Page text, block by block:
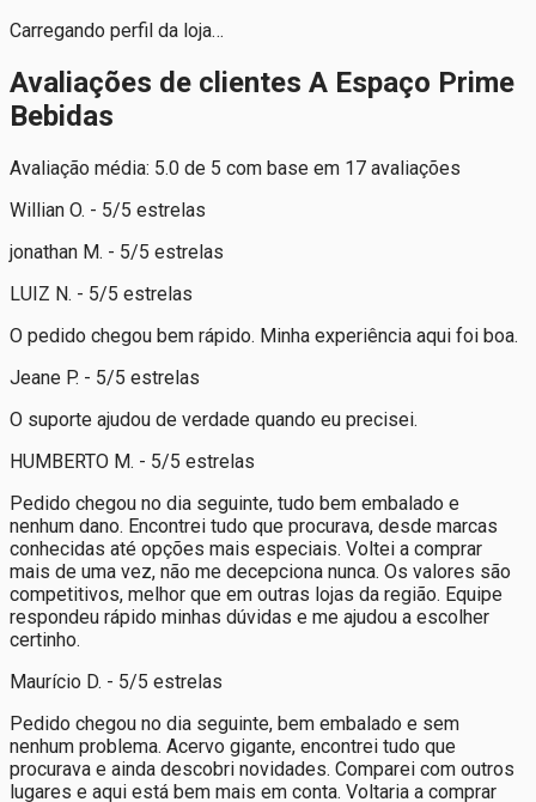
Carregando perfil da loja…
Avaliações de clientes A Espaço Prime
Bebidas
Avaliação média: 5.0 de 5 com base em 17 avaliações
Willian O. - 5/5 estrelas
jonathan M. - 5/5 estrelas
LUIZ N. - 5/5 estrelas
O pedido chegou bem rápido. Minha experiência aqui foi boa.
Jeane P. - 5/5 estrelas
O suporte ajudou de verdade quando eu precisei.
HUMBERTO M. - 5/5 estrelas
Pedido chegou no dia seguinte, tudo bem embalado e
nenhum dano. Encontrei tudo que procurava, desde marcas
conhecidas até opções mais especiais. Voltei a comprar
mais de uma vez, não me decepciona nunca. Os valores são
competitivos, melhor que em outras lojas da região. Equipe
respondeu rápido minhas dúvidas e me ajudou a escolher
certinho.
Maurício D. - 5/5 estrelas
Pedido chegou no dia seguinte, bem embalado e sem
nenhum problema. Acervo gigante, encontrei tudo que
procurava e ainda descobri novidades. Comparei com outros
lugares e aqui está bem mais em conta. Voltaria a comprar